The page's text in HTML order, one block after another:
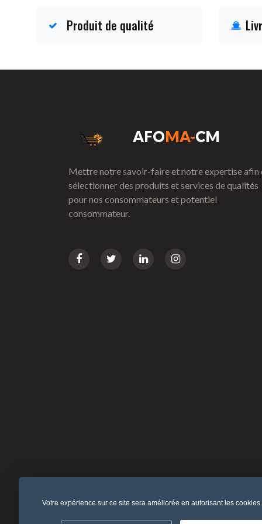
Produit de qualité
AFOMA-CM
Mettre notre savoir-faire et notre expertise afin
sélectionner des produits et services de qualités
pour nos consommateurs et potentiel
consommateur.
Votre expérience sur ce site sera améliorée en autorisant les